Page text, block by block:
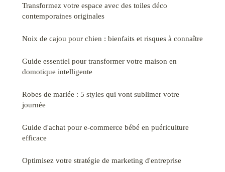
Transformez votre espace avec des toiles déco
contemporaines originales
Noix de cajou pour chien : bienfaits et risques à connaître
Guide essentiel pour transformer votre maison en
domotique intelligente
Robes de mariée : 5 styles qui vont sublimer votre
journée
Guide d'achat pour e-commerce bébé en puériculture
efficace
Optimisez votre stratégie de marketing d'entreprise